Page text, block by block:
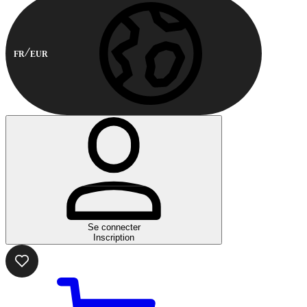
FR EUR
Se connecter
Inscription